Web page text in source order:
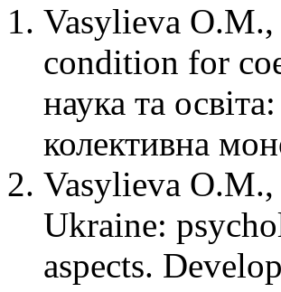
Vasylieva
condition for
наука та
колективна
Vasylieva
Ukraine:
aspects.